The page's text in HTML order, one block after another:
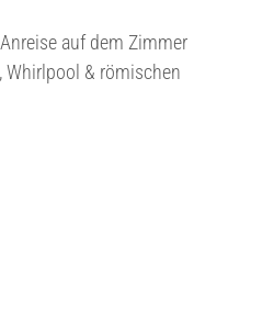
auf dem Zimmer
Whirlpool & römischen